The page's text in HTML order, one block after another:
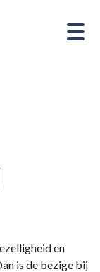
en
is de bezige bij